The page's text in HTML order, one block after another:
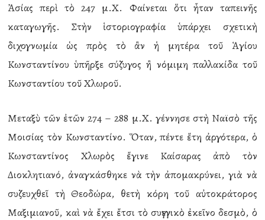
Ἀσίας περὶ τὸ 247 μ.Χ. Φαίνεται ὅτι ἦταν ταπεινῆς
καταγωγῆς. Στὴν ἱστοριογραφία ὑπάρχει σχετικὴ
διχογνωμία ὡς πρὸς τὸ ἂν ἡ μητέρα τοῦ Ἁγίου
Κωνσταντίνου ὑπῆρξε σύζυγος ἢ νόμιμη παλλακίδα τοῦ
Κωνσταντίου τοῦ Χλωροῦ.
Μεταξὺ τῶν ἐτῶν 274 – 288 μ.Χ. γέννησε στὴ Ναϊσὸ τῆς
Μοισίας τὸν Κωνσταντίνο. Ὅταν, πέντε ἔτη ἀργότερα, ὁ
Κωνσταντίνος Χλωρὸς ἔγινε Καίσαρας ἀπὸ τὸν
Διοκλητιανό, ἀναγκάσθηκε νὰ τὴν ἀπομακρύνει, γιὰ νὰ
συζευχθεῖ τὴ Θεοδώρα, θετὴ κόρη τοῦ αὐτοκράτορος
Μαξιμιανοῦ, καὶ νὰ ἔχει ἔτσι τὸ συγγενικὸ ἐκεῖνο δεσμὸ, ὁ